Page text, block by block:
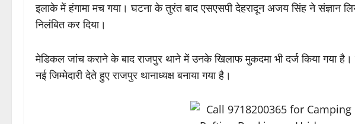
इलाके में हंगामा मच गया। घटना के तुरंत बाद एसएसपी देहरादून अजय सिंह ने संज्ञान
निलंबित कर दिया।
मेडिकल जांच कराने के बाद राजपुर थाने में उनके खिलाफ मुकदमा भी दर्ज किया गया है।
नई जिम्मेदारी देते हुए राजपुर थानाध्यक्ष बनाया गया है।